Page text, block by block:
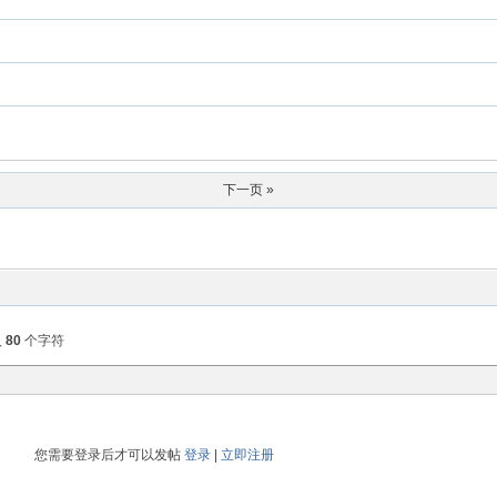
下一页 »
80 个字符
您需要登录后才可以发帖 登录 立即注册